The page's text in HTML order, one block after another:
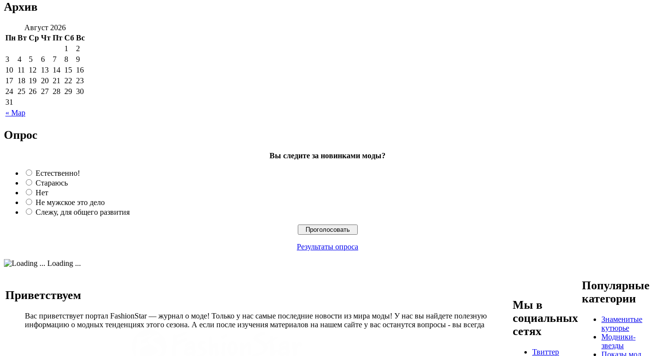
Архив
Август 2026
Пн Вт Ср Чт Пт Сб Вс
« Мар
1
2
3
4 5 6 7 8
9
10 11 12 13 14 15 16
17 18 19 20 21 22 23
24 25 26 27 28 29 30
31
Опрос
Вы следите за новинками моды?
Естественно!
Стараюсь
Нет
Не мужское это дело
Слежу, для общего развития
Результаты опроса
Loading ...
Приветствуем
Вас приветствует портал FashionStar — журнал о моде! Только у нас самые последние новости из мира моды! У нас вы найдете полезную
информацию о модных тенденциях этого сезона. А если после изучения материалов на нашем сайте у вас останутся вопросы - вы всегда
Мы в
социальных
сетях
Твиттер
Популярные
категории
Знаменитые
кутюрье
Модники-
звезды
Показы мод